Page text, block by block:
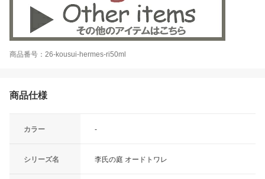
商品番号：26-kousui-hermes-ri50ml
商品仕様
カラー -
シリーズ名 李氏の庭 オードトワレ